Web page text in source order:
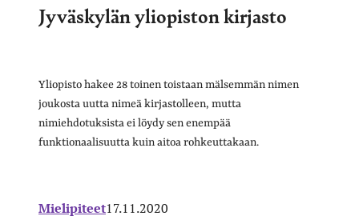
Jyväskylän yliopiston kirjasto
Yliopisto hakee 28 toinen toistaan mälsemmän nimen
joukosta uutta nimeä kirjastolleen, mutta
nimiehdotuksista ei löydy sen enempää
funktionaalisuutta kuin aitoa rohkeuttakaan.
Mielipiteet17.11.2020